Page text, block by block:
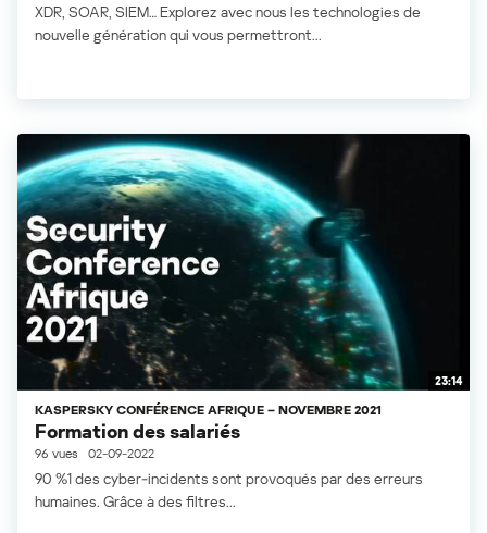
XDR, SOAR, SIEM… Explorez avec nous les technologies de
nouvelle génération qui vous permettront...
23:14
KASPERSKY CONFÉRENCE AFRIQUE – NOVEMBRE 2021
Formation des salariés
96 vues 02-09-2022
90 %1 des cyber-incidents sont provoqués par des erreurs
humaines. Grâce à des filtres...